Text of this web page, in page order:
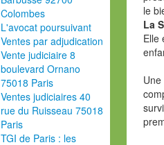
Colombes
L'avocat poursuivant
Ventes par adjudication
Vente judiciaire 8
boulevard Ornano
75018 Paris
Ventes judiciaires 40
rue du Ruisseau 75018
Paris
TGI de Paris : les
le
La
Elle